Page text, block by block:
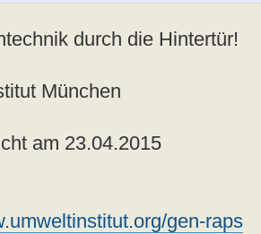
durch die Hintertür!
München
am 23.04.2015
gen-raps